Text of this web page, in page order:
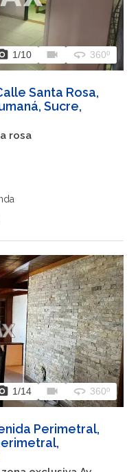
1/10 videocam 360 360º
Santa Rosa,
Sucre,
rosa
1/14 videocam 360 360º
Perimetral,